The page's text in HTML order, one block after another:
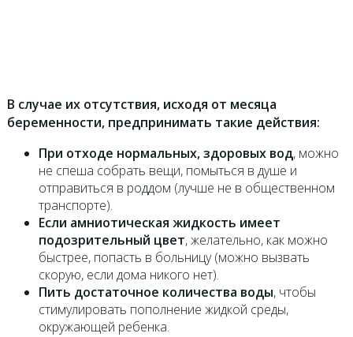
В случае их отсутствия, исходя от месяца
беременности, предпринимать такие действия:
При отходе нормальных, здоровых вод, можно
не спеша собрать вещи, помыться в душе и
отправиться в роддом (лучше не в общественном
транспорте).
Если амниотическая жидкость имеет
подозрительный цвет, желательно, как можно
быстрее, попасть в больницу (можно вызвать
скорую, если дома никого нет).
Пить достаточное количества воды, чтобы
стимулировать пополнение жидкой среды,
окружающей ребенка.